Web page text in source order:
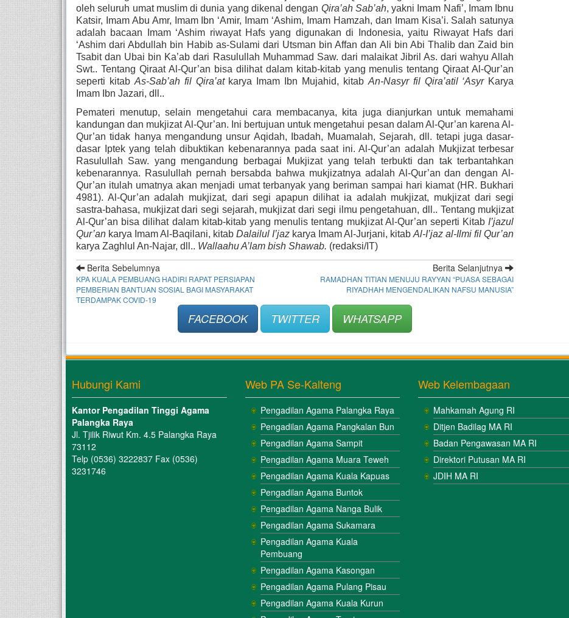
oleh seluruh umat muslim di dunia yang dikenal dengan Qira’ah Sab’ah, yakni Imam Nafi’, Imam Ibnu
Katsir, Imam Abu Amr, Imam Ibn ‘Amir, Imam ‘Ashim, Imam Hamzah, dan Imam Kisa’i. Salah satunya
adalah bacaan Imam ‘Ashim riwayat Hafs yang digunakan di Indonesia, yaitu Riwayat Hafs dari
‘Ashim dari Abdullah bin Habib as-Sulami dari Utsman bin Affan dan Ali bin Abi Thalib dan Zaid bin
Tsabit dan Ubai bin Ka’ab dari Rasulullah Muhammad Saw. dari malaikat Jibril As. dari wahyu Allah
Swt.. Tentang Qiraat Al-Qur’an bisa dilihat dalam kitab-kitab yang menulis tentang Qiraat Al-Qur’an
seperti kitab As-Sab’ah fil Qira’at karya Imam Ibn Mujahid, kitab An-Nasyr fil Qira’atil ‘Asyr Karya
Imam Ibn Jazari, dll..
Pemateri menutup, selain mengetahui cara membacanya, kita juga dianjurkan untuk memahami
kandungan dan mukjizat Al-Qur’an. Ini bertujuan untuk mengetahui pesan dalam Al-Qur’an karena Al-
Qur’an tidak hanya mengandung unsur Aqidah, Ibadah, Muamalah, Sejarah, dll. tetapi juga dasar-
dasar Iptek yang telah dibuktikan kebenarannya pada saat ini. Al-Qur’an adalah Mukjizat terbesar
Rasulullah Saw. yang mengandung berbagai Mukjizat yang telah terbukti dan tak terbantahkan
kebenarannya. Rasulullah pernah bersabda bahwa mukjizatnya adalah Al-Qur’an dan dengan Al-
Qur’an itulah umatnya akan menjadi umat terbanyak yang beriman sampai hari kiamat (HR. Bukhari
4981). Al-Qur’an adalah mukjizat, dari segi apapun dilihat ia adalah mukjizat, mukjizat dari segi
sastra-bahasa, mukjizat dari segi sejarah, mukjizat dari segi ilmu pengetahuan, dll.. Tentang mukjizat
Al-Qur’an bisa dilihat dalam kitab-kitab yang menulis tentang mukjizat Al-Qur’an seperti Kitab I’jazul
Qur’an karya Imam Al-Baqilani, kitab Dalailul I’jaz karya Imam Al-Jurjani, kitab Al-I’jaz al-Ilmi fil Qur’an
karya Zaghlul An-Najar, dll.. Wallaahu A’lam bish Shawab. (redaksi/IT)
Berita Sebelumnya
KPA KUALA PEMBUANG HADIRI RAPAT PERSIAPAN
PEMBERIAN BANTUAN SOSIAL BAGI MASYARAKAT
TERDAMPAK COVID-19
Berita Selanjutnya
RAMADHAN TITIAN MENUJU RAYYAN “PUASA SEBAGAI
RIYADHAH MENGENDALIKAN NAFSU MANUSIA”
FACEBOOK TWITTER WHATSAPP
Hubungi Kami
Kantor Pengadilan Tinggi Agama
Palangka Raya
Jl. Tjilik Riwut Km. 4.5 Palangka Raya
73112
Telp (0536) 3222837 Fax (0536)
3231746
Web PA Se-Kalteng
Pengadilan Agama Palangka Raya
Pengadilan Agama Pangkalan Bun
Pengadilan Agama Sampit
Pengadilan Agama Muara Teweh
Pengadilan Agama Kuala Kapuas
Pengadilan Agama Buntok
Pengadilan Agama Nanga Bulik
Pengadilan Agama Sukamara
Pengadilan Agama Kuala
Pembuang
Pengadilan Agama Kasongan
Pengadilan Agama Pulang Pisau
Pengadilan Agama Kuala Kurun
Web Kelembagaan
Mahkamah Agung RI
Ditjen Badilag MA RI
Badan Pengawasan MA RI
Direktori Putusan MA RI
JDIH MA RI